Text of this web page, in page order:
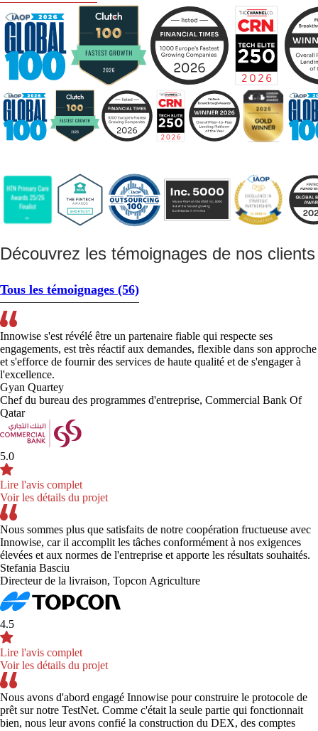
Découvrez les témoignages de nos
Tous les témoignages (56)
Innowise s'est révélé être un partenaire fiable qui respecte ses
engagements, est très réactif aux demandes, flexible dans son approche
et s'efforce de fournir des services de haute qualité et de s'engager à
l'excellence.
Gyan Quartey
Chef du bureau des programmes d'entreprise, Commercial Bank Of
Qatar
5.0
Lire l'avis complet
Voir les détails du projet
Nous sommes plus que satisfaits de notre coopération fructueuse avec
Innowise, car il accomplit les tâches conformément à nos exigences
élevées et aux normes de l'entreprise et apporte les résultats souhaités.
Stefania Basciu
Directeur de la livraison, Topcon Agriculture
4.5
Lire l'avis complet
Voir les détails du projet
Nous avons d'abord engagé Innowise pour construire le protocole de
prêt sur notre TestNet. Comme c'était la seule partie qui fonctionnait
bien, nous leur avons confié la construction du DEX, des comptes